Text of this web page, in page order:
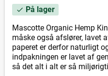
check På lager
Mascotte Organic Hemp
måske også afslører, lavet
paperet er derfor naturligt
indpakningen er lavet af
så det alt i alt er så